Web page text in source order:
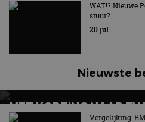
WAT!? Nieuwe
stuur?
20 jul
Nieuwste
MET KORTING NAAR EV
AUTORAI REGELT HET!
Vergelijking: